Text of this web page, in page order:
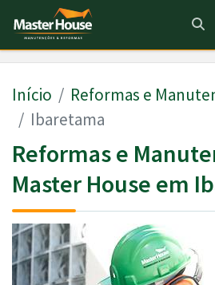
Início Reformas e
Ibaretama
Reformas e
Master House em